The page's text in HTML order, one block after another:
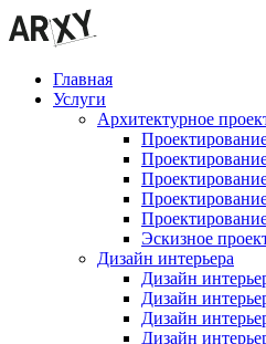
Главная
Услуги
Архитектурное
Эскизное
Дизайн интерьера
Дизайн
Дизайн
Дизайн
Дизайн